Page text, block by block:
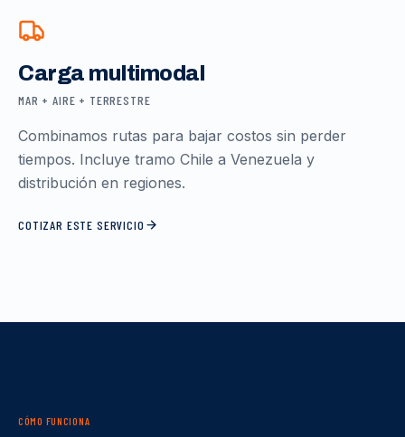
Carga multimodal
MAR + AIRE + TERRESTRE
Combinamos rutas para bajar costos sin perder
tiempos. Incluye tramo Chile a Venezuela y
distribución en regiones.
COTIZAR ESTE SERVICIO
CÓMO FUNCIONA